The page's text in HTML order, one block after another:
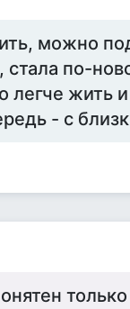
можно
стала по-
жить
- с